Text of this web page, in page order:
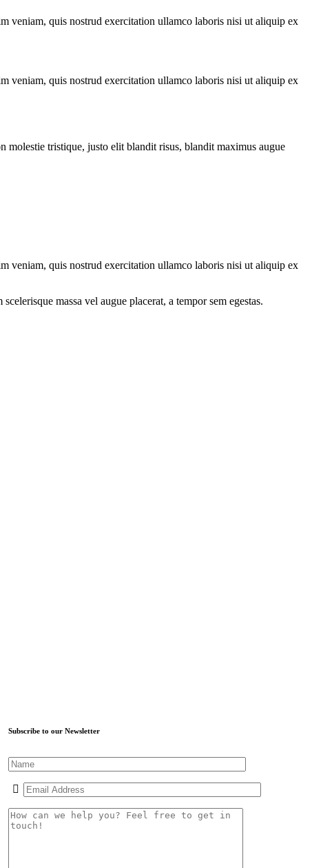
veniam, quis nostrud exercitation ullamco laboris nisi ut aliquip ex
veniam, quis nostrud exercitation ullamco laboris nisi ut aliquip ex
molestie tristique, justo elit blandit risus, blandit maximus augue
veniam, quis nostrud exercitation ullamco laboris nisi ut aliquip ex
massa vel augue placerat, a tempor sem egestas.
Subscribe to our Newsletter